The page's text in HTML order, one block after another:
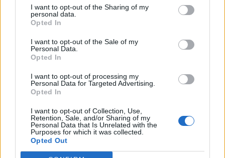
I want to opt-out of the Sharing of my
personal data.
Opted In
I want to opt-out of the Sale of my
Personal Data.
Opted In
I want to opt-out of processing my
Personal Data for Targeted Advertising.
Opted In
I want to opt-out of Collection, Use,
Retention, Sale, and/or Sharing of my
Personal Data that Is Unrelated with the
Purposes for which it was collected.
Opted Out
30 DE JULHO, 2026
ULS da Guarda assinala o Dia Mundial
do Cancro do Pulmão...